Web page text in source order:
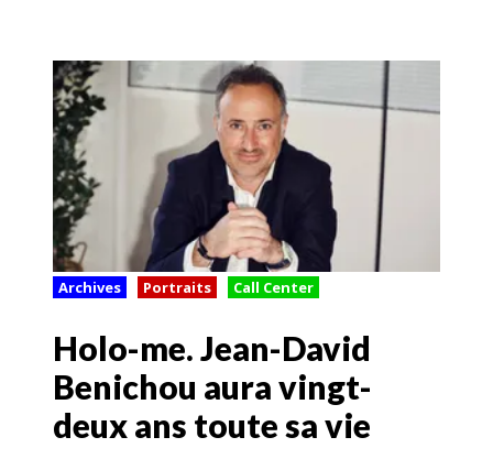
Archives Portraits Call Center
Holo-me. Jean-David
Benichou aura vingt-
deux ans toute sa vie